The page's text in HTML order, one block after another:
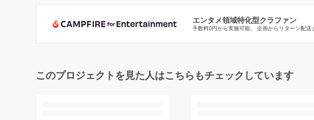
エンタメ領域特化型クラファン
手数料0円から実施可能。 企画からリターン配送
このプロジェクトを見た人はこちらもチェックしています